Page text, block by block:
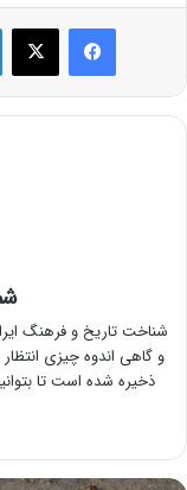
فیس بوک X
شناخت تاریخ و فرهنگ
و گاهی اندوه چیزی
ذخیره شده است تا